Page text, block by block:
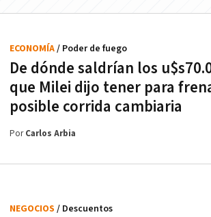
De dónde saldrían los
que Milei dijo tener para
posible corrida cambiaria
ECONOMÍA/ Poder de fuego
PorCarlos Arbia
NEGOCIOS / Descuentos